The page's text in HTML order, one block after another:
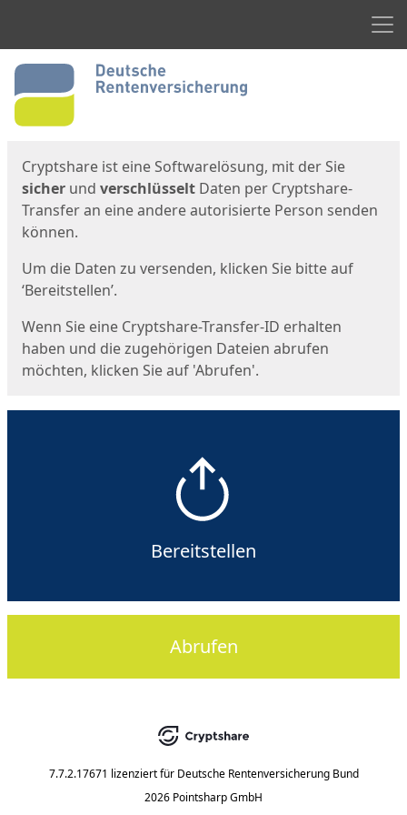
Start
Cryptshare ist eine Softwarelösung, mit der Sie
sicher und verschlüsselt Daten per Cryptshare-
Transfer an eine andere autorisierte Person senden
können.
Um die Daten zu versenden, klicken Sie bitte auf
‘Bereitstellen’.
Wenn Sie eine Cryptshare-Transfer-ID erhalten
haben und die zugehörigen Dateien abrufen
möchten, klicken Sie auf 'Abrufen'.
Bereitstellen
Abrufen
7.7.2.17671 lizenziert für Deutsche Rentenversicherung Bund
2026 Pointsharp GmbH